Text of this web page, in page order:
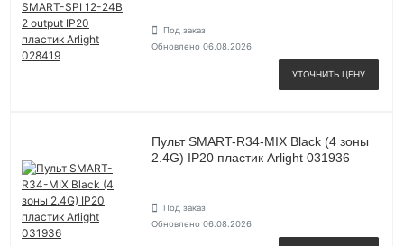
Под заказ
Обновлено 06.08.2026
УТОЧНИТЬ ЦЕНУ
Пульт SMART-R34-MIX Black (4 зоны
2.4G) IP20 пластик Arlight 031936
Под заказ
Обновлено 06.08.2026